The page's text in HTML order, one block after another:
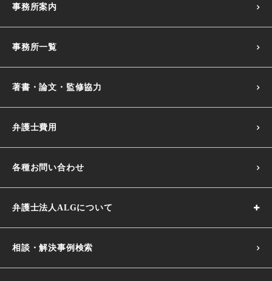
事務所案内
事務所一覧
著書・論文・監修協力
弁護士費用
各種お問い合わせ
弁護士法人ALGについて
相談・解決事例検索